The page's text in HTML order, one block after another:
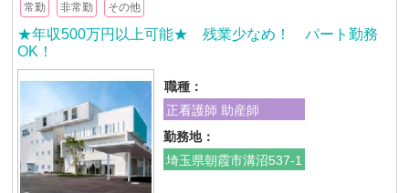
常勤 非常勤 その他
★年収500万円以上可能★ 残業少なめ！ パート勤務
OK！
職種：
正看護師 助産師
勤務地：
埼玉県朝霞市溝沼537-1